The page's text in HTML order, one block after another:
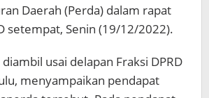
Daerah (Perda) dalam rapat
setempat, Senin (19/12/2022).
usai delapan Fraksi DPRD
menyampaikan pendapat